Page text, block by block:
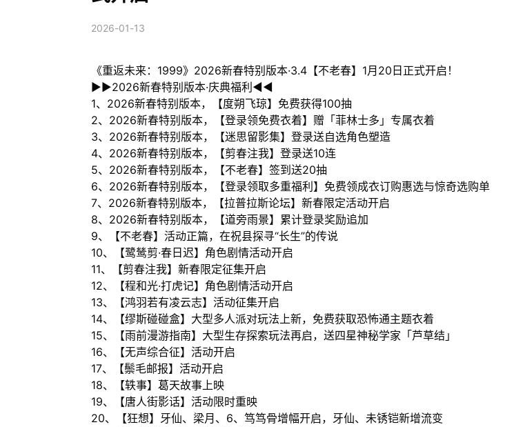
2026-01-13
《重返未来：1999》2026新春特别版本·3.4【不老春】1月20日正式开启！
▶▶2026新春特别版本·庆典福利◀◀
1、2026新春特别版本，【度朔飞琼】免费获得100抽
2、2026新春特别版本，【登录领免费衣着】赠「菲林士多」专属衣着
3、2026新春特别版本，【迷思留影集】登录送自选角色塑造
4、2026新春特别版本，【剪春注我】登录送10连
5、2026新春特别版本，【不老春】签到送20抽
6、2026新春特别版本，【登录领取多重福利】免费领成衣订购惠选与惊奇选购单
7、2026新春特别版本，【拉普拉斯论坛】新春限定活动开启
8、2026新春特别版本，【道旁雨景】累计登录奖励追加
9、【不老春】活动正篇，在祝县探寻“长生”的传说
10、【鹭鸶剪·春日迟】角色剧情活动开启
11、【剪春注我】新春限定征集开启
12、【程和光·打虎记】角色剧情活动开启
13、【鸿羽若有凌云志】活动征集开启
14、【缪斯碰碰盒】大型多人派对玩法上新，免费获取恐怖通主题衣着
15、【雨前漫游指南】大型生存探索玩法再启，送四星神秘学家「芦草结」
16、【无声综合征】活动开启
17、【鬃毛邮报】活动开启
18、【轶事】葛天故事上映
19、【唐人街影话】活动限时重映
20、【狂想】牙仙、梁月、6、笃笃骨增幅开启，牙仙、未锈铠新增流变